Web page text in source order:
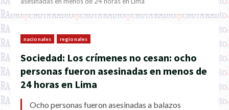
nacionales regionales
Sociedad: Los crímenes no cesan: ocho
personas fueron asesinadas en menos de
24 horas en Lima
Ocho personas fueron asesinadas a balazos